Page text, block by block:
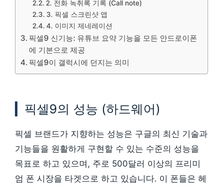
2. 전화 녹취록 기록 (Call note)
3. 픽셀 스크린샷 앱
4. 이미지 제네레이션
픽셀9 신기능: 유튜브 요약 기능을 모든 안드로이폰
에 기본으로 제공
픽셀9이 갤럭시에 던지는 의미
픽셀9의 성능 (하드웨어)
픽셀 브랜드가 지향하는 성능은 구글의 최신 기술과
기능들을 원활하게 구현할 수 있는 수준의 성능을
목표로 하고 있으며, 주로 500달러 이상의 프리미
엄 폰 시장을 타겟으로 하고 있습니다. 이 폰들은 헤